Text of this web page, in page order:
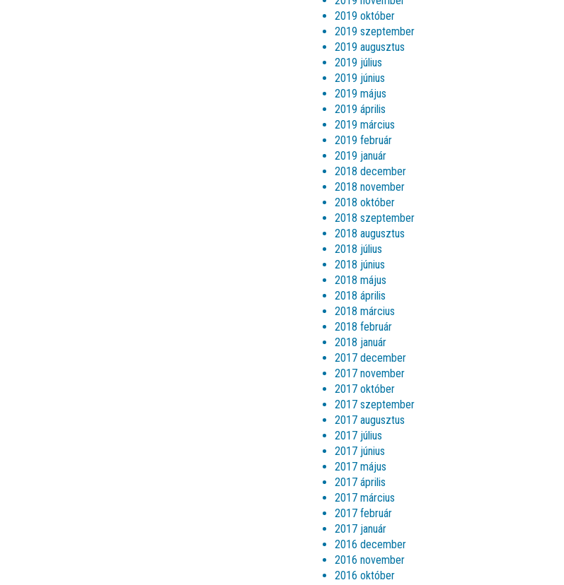
2019 október
2019 szeptember
2019 augusztus
2019 július
2019 június
2019 május
2019 április
2019 március
2019 február
2019 január
2018 december
2018 november
2018 október
2018 szeptember
2018 augusztus
2018 július
2018 június
2018 május
2018 április
2018 március
2018 február
2018 január
2017 december
2017 november
2017 október
2017 szeptember
2017 augusztus
2017 július
2017 június
2017 május
2017 április
2017 március
2017 február
2017 január
2016 december
2016 november
2016 október